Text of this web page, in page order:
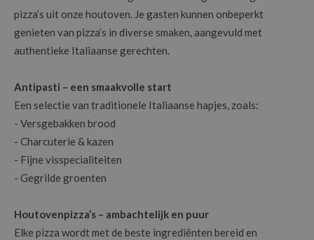
pizza’s uit onze houtoven. Je gasten kunnen onbeperkt
genieten van pizza’s in diverse smaken, aangevuld met
authentieke Italiaanse gerechten.
Antipasti – een smaakvolle start
Een selectie van traditionele Italiaanse hapjes, zoals:
- Versgebakken brood
- Charcuterie & kazen
- Fijne visspecialiteiten
- Gegrilde groenten
Houtovenpizza’s – ambachtelijk en puur
Elke pizza wordt met de beste ingrediënten bereid en